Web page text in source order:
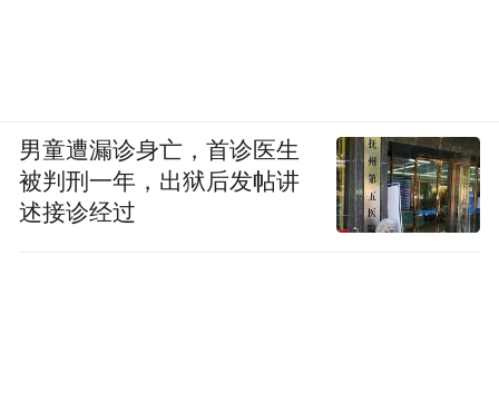
男童遭漏诊身亡，首诊医生
被判刑一年，出狱后发帖讲
述接诊经过